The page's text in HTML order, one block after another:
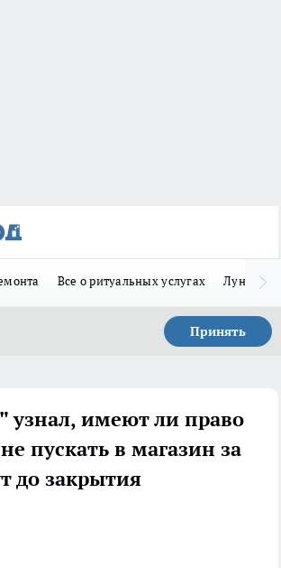
Все о ритуальных услугах Лунно-
Принять
узнал, имеют ли право
пускать в магазин за
до закрытия